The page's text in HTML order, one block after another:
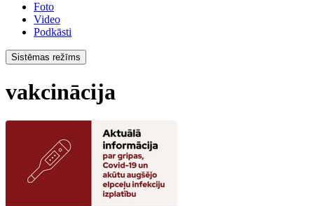
Foto
Video
Podkāsti
Sistēmas režīms
vakcinācija